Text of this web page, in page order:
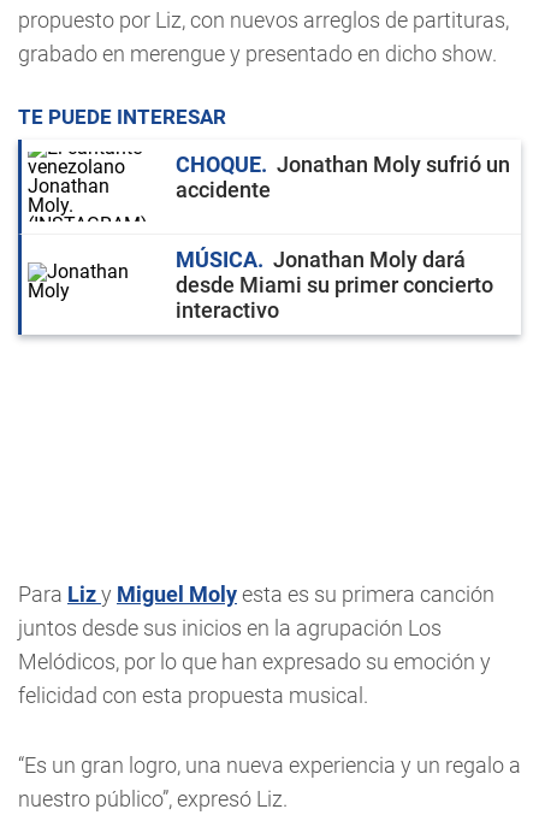
propuesto por Liz, con nuevos arreglos de partituras,
grabado en merengue y presentado en dicho show.
TE PUEDE INTERESAR
CHOQUE
Jonathan Moly sufrió un
accidente
MÚSICA
Jonathan Moly dará
desde Miami su primer concierto
interactivo
Para Lizy Miguel Molyesta es su primera canción
juntos desde sus inicios en la agrupación Los
Melódicos, por lo que han expresado su emoción y
felicidad con esta propuesta musical.
“Es un gran logro, una nueva experiencia y un regalo a
nuestro público”, expresó Liz.